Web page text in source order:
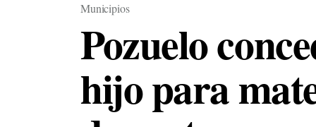
Municipios
Pozuelo
hijo para